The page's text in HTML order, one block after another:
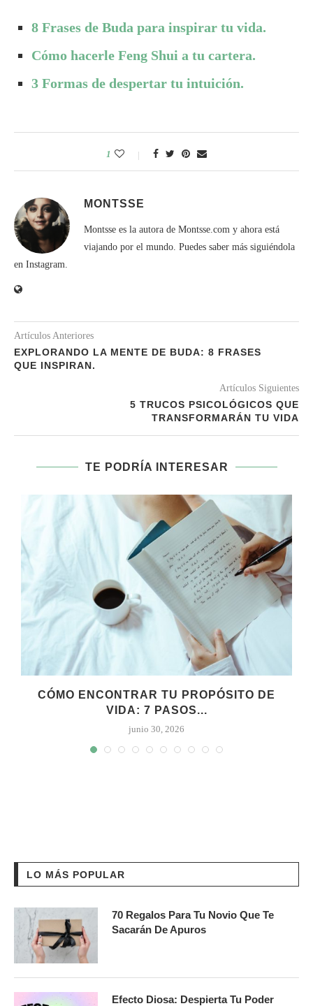
8 Frases de Buda para inspirar tu vida.
Cómo hacerle Feng Shui a tu cartera.
3 Formas de despertar tu intuición.
1
MONTSSE
Montsse es la autora de Montsse.com y ahora está
viajando por el mundo. Puedes saber más siguiéndola
en Instagram.
Artículos Anteriores
EXPLORANDO LA MENTE DE BUDA: 8 FRASES
QUE INSPIRAN.
Artículos Siguientes
5 TRUCOS PSICOLÓGICOS QUE
TRANSFORMARÁN TU VIDA
TE PODRÍA INTERESAR
CÓMO ENCONTRAR TU PROPÓSITO DE
VIDA: 7 PASOS...
junio 30, 2026
LO MÁS POPULAR
70 Regalos Para Tu Novio Que Te
Sacarán De Apuros
Efecto Diosa: Despierta Tu Poder